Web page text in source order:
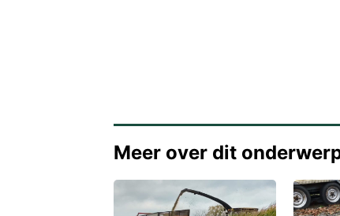
Meer over dit